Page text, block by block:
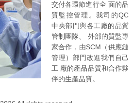
交付各環節進行全 面的品
質監控管理。我司的QC
中央部門與各工廠的品質
管制團隊、 外部的質監專
家合作，由SCM（供應鏈
管理）部門改進我們自己
工 廠的產品品質和合作夥
伴的生產品質。